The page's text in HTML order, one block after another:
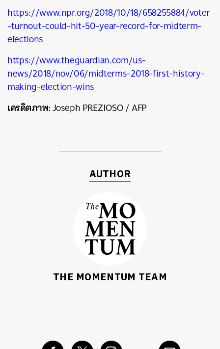
https://www.npr.org/2018/10/18/658255884/voter
-turnout-could-hit-50-year-record-for-midterm-
elections
https://www.theguardian.com/us-
news/2018/nov/06/midterms-2018-first-history-
making-election-wins
เครดิตภาพ:Joseph PREZIOSO / AFP
AUTHOR
THE MOMENTUM TEAM